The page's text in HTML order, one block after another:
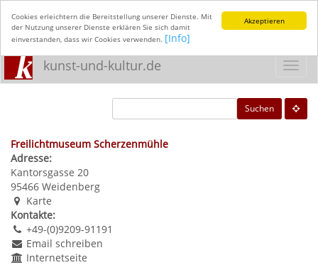
Akzeptieren
Cookies erleichtern die Bereitstellung unserer Dienste. Mit
der Nutzung unserer Dienste erklären Sie sich damit
einverstanden, dass wir Cookies verwenden. [Info]
kunst-und-kultur.de
Suchen
Freilichtmuseum Scherzenmühle
Adresse:
Kantorsgasse 20
95466 Weidenberg
Karte
Kontakte:
+49-(0)9209-91191
Email schreiben
Internetseite